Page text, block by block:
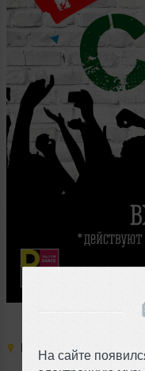
На сайте
Место: D-Club